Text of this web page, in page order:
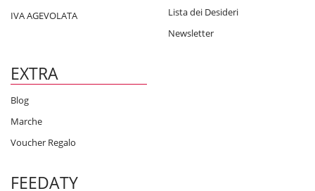
IVA AGEVOLATA
Lista dei Desideri
Newsletter
EXTRA
Blog
Marche
Voucher Regalo
FEEDATY